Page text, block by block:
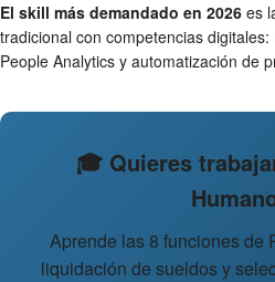
El skill más demandado en 2026 es
tradicional con competencias
People Analytics y automatización de
🎓 Quieres
Aprende las 8 funciones de
liquidación de sueldos y